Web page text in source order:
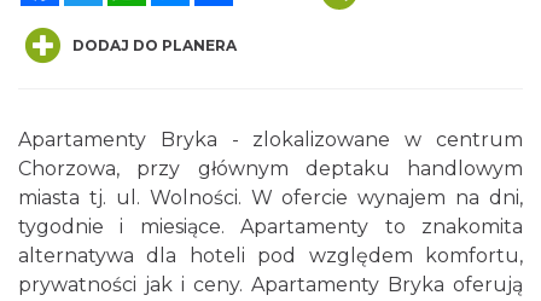
DODAJ DO PLANERA
Apartamenty Bryka - zlokalizowane w centrum
Chorzowa, przy głównym deptaku handlowym
miasta tj. ul. Wolności. W ofercie wynajem na dni,
tygodnie i miesiące. Apartamenty to znakomita
alternatywa dla hoteli pod względem komfortu,
prywatności jak i ceny. Apartamenty Bryka oferują